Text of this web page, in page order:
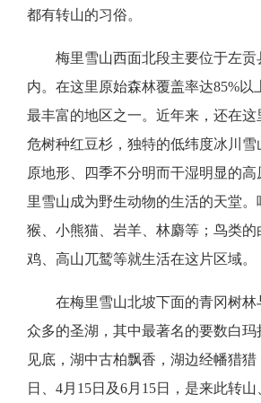
都有转山的习俗。
梅里雪山西面北段主要位于左贡
内。在这里原始森林覆盖率达85%以
最丰富的地区之一。近年来，还在
危树种红豆杉，独特的低纬度冰川雪
原地形、四季不分明而干湿明显的
里雪山成为野生动物的生活的天堂。
猴、小熊猫、岩羊、林麝等；鸟类的
鸡、高山兀鹫等就生活在这片区域。
在梅里雪山北坡下面的青冈树
众多的圣湖，其中最著名的要数白
见底，湖中古柏飘香，湖边经幡猎
日、4月15日及6月15日，是来此转